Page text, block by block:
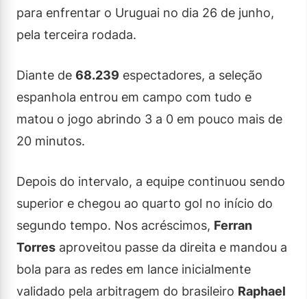
para enfrentar o Uruguai no dia 26 de junho,
pela terceira rodada.
Diante de 68.239 espectadores, a seleção
espanhola entrou em campo com tudo e
matou o jogo abrindo 3 a 0 em pouco mais de
20 minutos.
Depois do intervalo, a equipe continuou sendo
superior e chegou ao quarto gol no início do
segundo tempo. Nos acréscimos, Ferran
Torres aproveitou passe da direita e mandou a
bola para as redes em lance inicialmente
validado pela arbitragem do brasileiro Raphael